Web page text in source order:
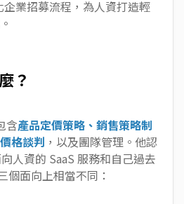
企業招募流程，為人資打造輕
？
含產品定價策略、銷售策略制
格談判 ，以及團隊管理。他認
人資的 SaaS 服務和自己過去
個面向上相當不同：